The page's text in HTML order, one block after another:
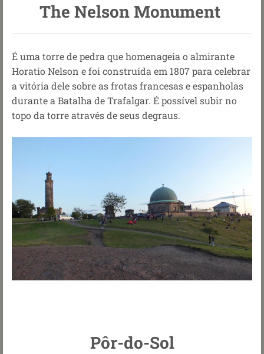
The Nelson Monument
É uma torre de pedra que homenageia o almirante
Horatio Nelson e foi construída em 1807 para celebrar
a vitória dele sobre as frotas francesas e espanholas
durante a Batalha de Trafalgar. É possível subir no
topo da torre através de seus degraus.
Pôr-do-Sol